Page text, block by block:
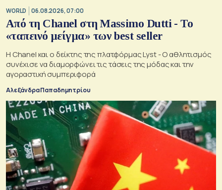
WORLD 06.08.2026, 07:00
Από τη Chanel στη Massimo Dutti - Το
«ταπεινό μείγμα» των best seller
Η Chanel και ο δείκτης της πλατφόρμας Lyst - Ο αθλητισμός
συνέχισε να διαμορφώνει τις τάσεις της μόδας και την
αγοραστική συμπεριφορά
Αλεξάνδρα Παπαδημητρίου